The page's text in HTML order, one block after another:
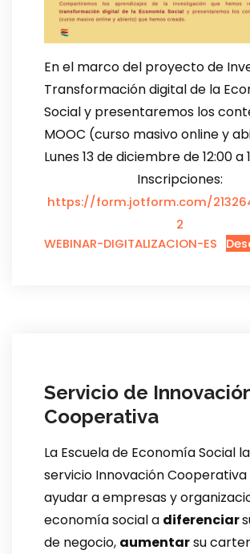
En el marco del proyecto de
Transformación digital de la
Social y presentaremos los
MOOC (curso masivo online y
Lunes 13 de diciembre de 12:00 a
Inscripciones:
https://form.jotform.com/
2
WEBINAR-DIGITALIZACION-ES
Servicio de
Cooperativa
La Escuela de Economía Social
servicio Innovación
ayudar a empresas y
economía social a diferenciar
de negocio, aumentarsu